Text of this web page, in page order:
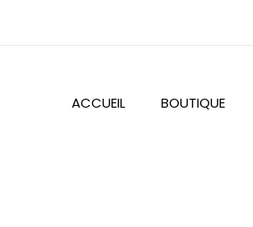
ACCUEIL BOUTIQUE